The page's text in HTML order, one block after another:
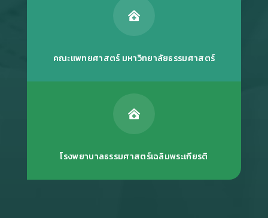

คณะแพทยศาสตร์ มหาวิทยาลัยธรรมศาสตร์

โรงพยาบาลธรรมศาสตร์เฉลิมพระเกียรติ